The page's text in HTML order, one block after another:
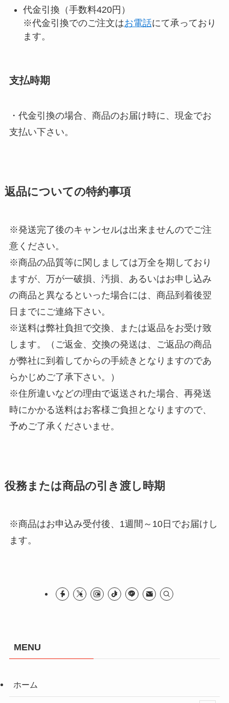
代金引換（手数料420円）
※代金引換でのご注文はお電話にて承っており
ます。
支払時期
・代金引換の場合、商品のお届け時に、現金でお
支払い下さい。
返品についての特約事項
※発送完了後のキャンセルは出来ませんのでご注
意ください。
※商品の品質等に関しましては万全を期しており
ますが、万が一破損、汚損、あるいはお申し込み
の商品と異なるといった場合には、商品到着後翌
日までにご連絡下さい。
※送料は弊社負担で交換、または返品をお受け致
します。（ご返金、交換の発送は、ご返品の商品
が弊社に到着してからの手続きとなりますのであ
らかじめご了承下さい。）
※住所違いなどの理由で返送された場合、再発送
時にかかる送料はお客様ご負担となりますので、
予めご了承くださいませ。
役務または商品の引き渡し時期
※商品はお申込み受付後、1週間～10日でお届けし
ます。
MENU
ホーム